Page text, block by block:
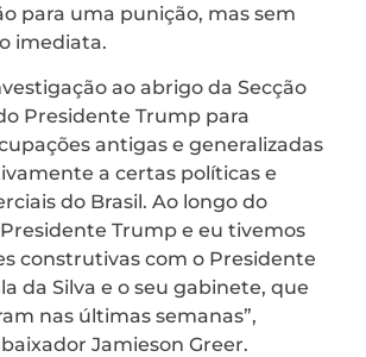
para uma punição, mas sem
imediata.
ao abrigo da Secção
Presidente Trump para
antigas e generalizadas
a certas políticas e
do Brasil. Ao longo do
Trump e eu tivemos
construtivas com o Presidente
da Silva e o seu gabinete, que
nas últimas semanas”,
Jamieson Greer.